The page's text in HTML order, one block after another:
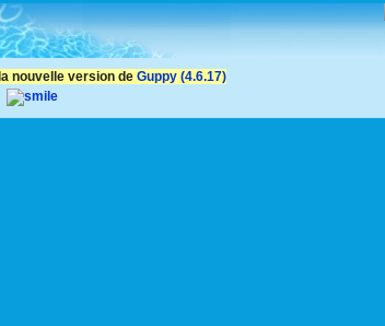
la nouvelle version de Guppy (4.6.17)